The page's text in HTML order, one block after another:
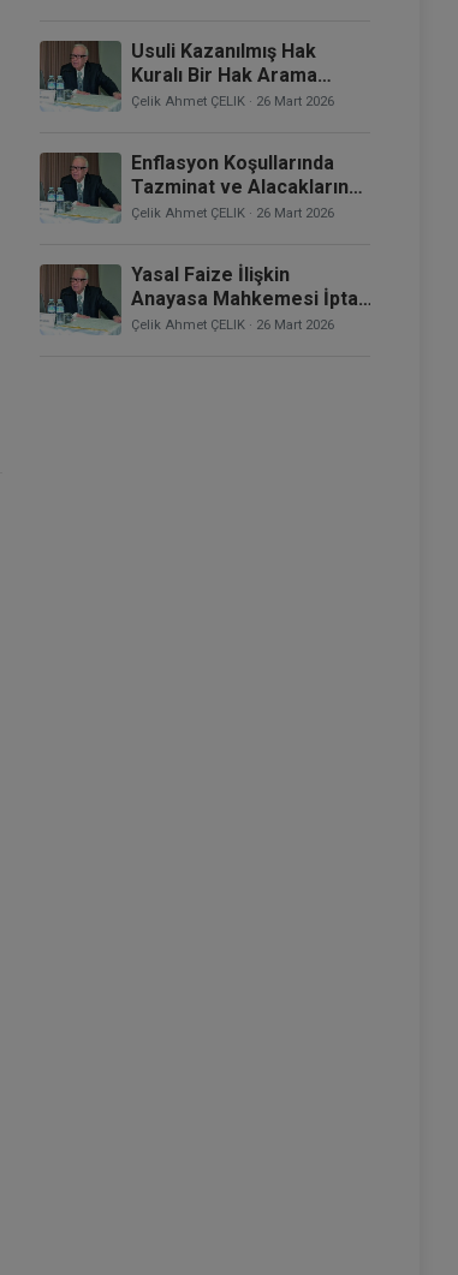
Usuli Kazanılmış Hak
Kuralı Bir Hak Arama
Engeli Olarak
Çelik Ahmet ÇELIK · 26 Mart 2026
Enflasyon Koşullarında
Tazminat ve Alacakların
Değerlendirilmesi
Çelik Ahmet ÇELIK · 26 Mart 2026
Yasal Faize İlişkin
Anayasa Mahkemesi İptal
Kararları ve Enflasyon
Çelik Ahmet ÇELIK · 26 Mart 2026